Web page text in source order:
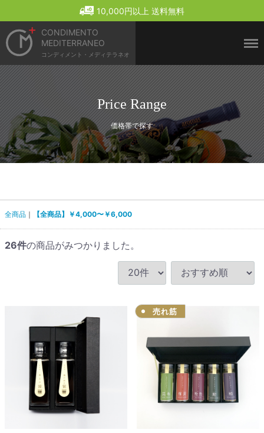
10,000円以上 送料無料
CONDIMENTO
MEDITERRANEO
コンディメント・メディテラネオ
Price Range
価格帯で探す
全商品 【全商品】￥4,000〜￥6,000
26件の商品がみつかりました。
売れ筋